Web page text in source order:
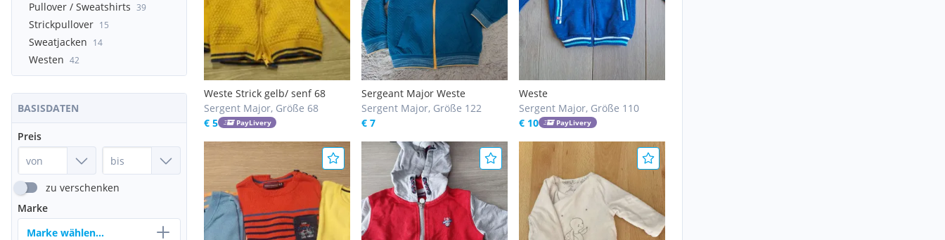
Pullover / Sweatshirts 39
Strickpullover 15
Sweatjacken 14
Westen 42
BASISDATEN
Preis
zu verschenken
Marke
Marke wählen...
Weste Strick gelb/ senf 68
Sergent Major, Größe 68
€ 5
PayLivery
Sergeant Major Weste
Sergent Major, Größe 122
€ 7
Weste
Sergent Major, Größe 110
€ 10
PayLivery